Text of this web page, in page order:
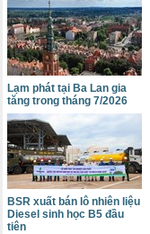
Lạm phát tại Ba Lan gia
tăng trong tháng 7/2026
BSR xuất bán lô nhiên liệu
Diesel sinh học B5 đầu
tiên